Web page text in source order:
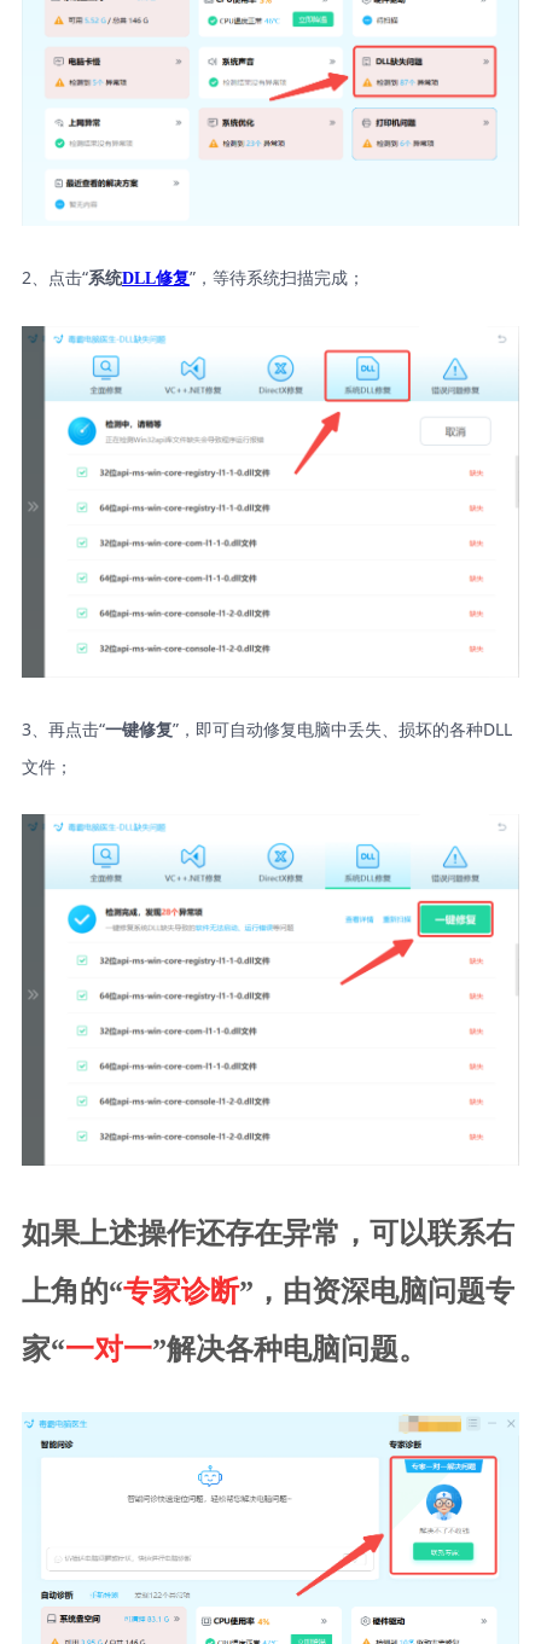
2、点击“系统DLL修复”，等待系统扫描完成；
3、再点击“一键修复”，即可自动修复电脑中丢失、损坏的各种DLL
文件；
如果上述操作还存在异常，可以联系右
上角的“专家诊断”，由资深电脑问题专
家“一对一”解决各种电脑问题。